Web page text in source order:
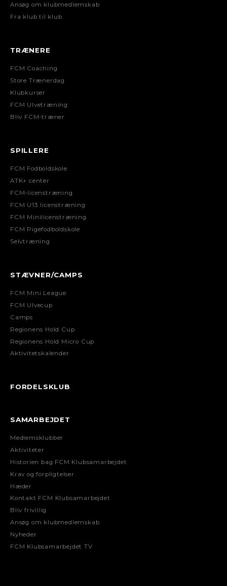
Ansøg om klubmedlemskab
Fra klub til klub
TRÆNERE
FCM Coaching
Store Trænerdag
Klubkurser
FCM Ulvetræning
Bliv FCM-træner
SPILLERE
FCM Fodboldskole
ATK+ center
FCM-licenstræning
FCM U13 licenstræning
FCM Minilicenstræning
FCM Pigefodboldskole
Selvtræning
STÆVNER/CAMPS
FCM Mini League
FCM Ulvecup
Camps
Regionens Hold Cup
Regionens Hold Micro Cup
Aktivitetskalender
FORDELSKLUB
SAMARBEJDET
Medlemsklubber
Aktiviteter
Historien bag FCM Klubsamarbejdet
Krav og forpligtelser
Hæder
Kontakt FCM Klubsamarbejdet
Bliv frivillig
Ansøg om klubmedlemskab
Nyheder
FCM Klubsamarbejdet TV